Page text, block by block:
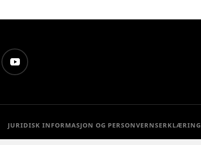
JURIDISK INFORMASJON OG PERSONVERNSERKLÆRING